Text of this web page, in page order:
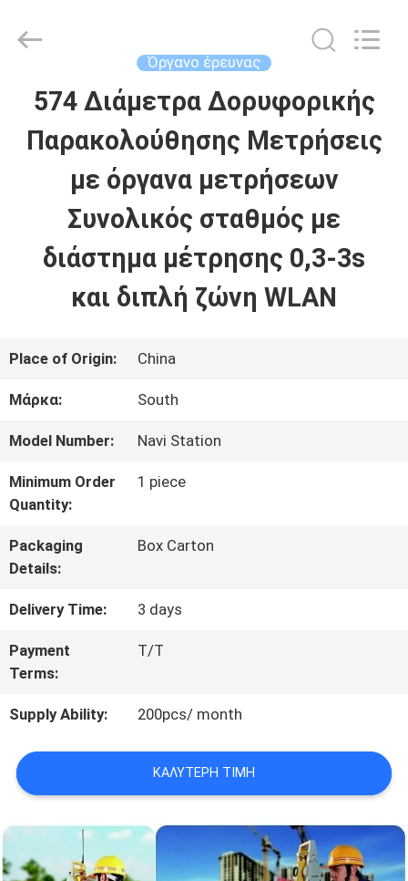
ΣΠΊΤΙ
ΠΡΟΪΌΝΤΑ
ΠΕΡΊΠΟΥ
ΕΜΕΊΣ
ΠΟΙΟΤΙΚΌΣ
ΈΛΕΓΧΟΣ
ΜΑΣ
ΕΠΑΦΉ
ΜΕ
ΖΗΤΉΣΤΕ
ΑΠΌΣΠΑΣΜΑ
Survey
Instrument
Reserved.
Όργανο έρευνας
574 Διάμετρα Δορυφορικής
Παρακολούθησης Μετρήσεις
με όργανα μετρήσεων
Συνολικός σταθμός με
διάστημα μέτρησης 0,3-3s
και διπλή ζώνη WLAN
Place of Origin: China
Μάρκα: South
Model Number: Navi Station
Minimum Order
Quantity:
1 piece
Packaging
Details:
Box Carton
Delivery Time: 3 days
Payment
Terms:
T/T
Supply Ability: 200pcs/ month
ΚΑΛΎΤΕΡΗ ΤΙΜΉ